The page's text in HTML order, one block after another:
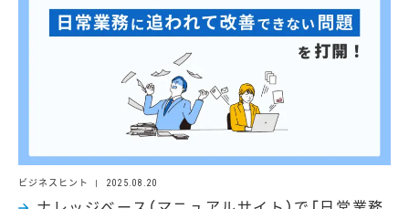
ビジネスヒント 2025.08.20